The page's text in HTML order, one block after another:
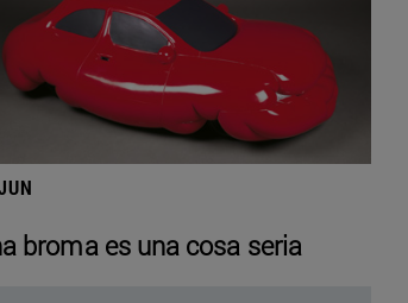
broma es una cosa seria